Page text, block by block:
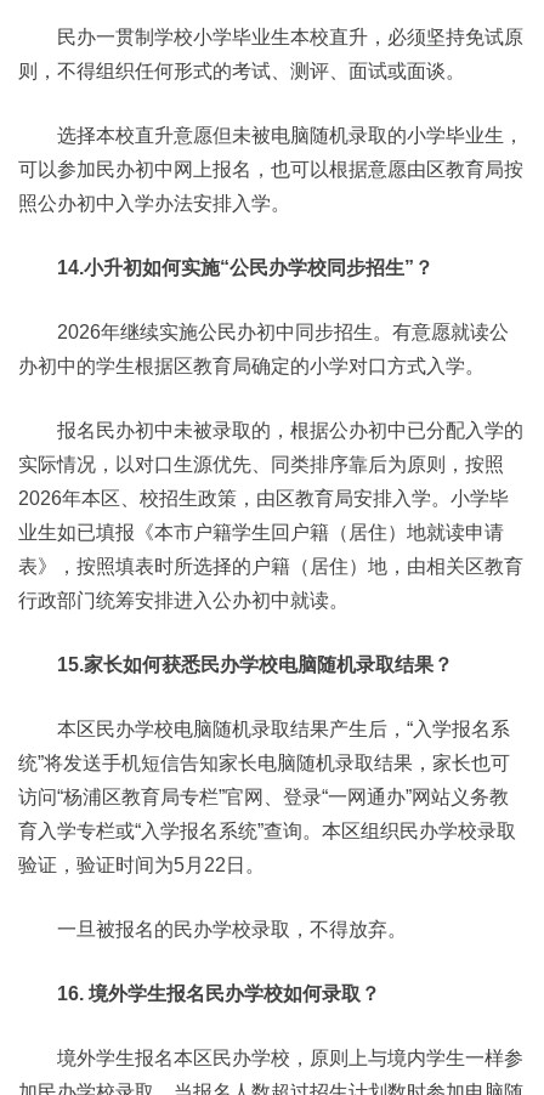
民办一贯制学校小学毕业生本校直升，必须坚持免试原
则，不得组织任何形式的考试、测评、面试或面谈。
选择本校直升意愿但未被电脑随机录取的小学毕业生，
可以参加民办初中网上报名，也可以根据意愿由区教育局按
照公办初中入学办法安排入学。
14.小升初如何实施“公民办学校同步招生”？
2026年继续实施公民办初中同步招生。有意愿就读公
办初中的学生根据区教育局确定的小学对口方式入学。
报名民办初中未被录取的，根据公办初中已分配入学的
实际情况，以对口生源优先、同类排序靠后为原则，按照
2026年本区、校招生政策，由区教育局安排入学。小学毕
业生如已填报《本市户籍学生回户籍（居住）地就读申请
表》，按照填表时所选择的户籍（居住）地，由相关区教育
行政部门统筹安排进入公办初中就读。
15.家长如何获悉民办学校电脑随机录取结果？
本区民办学校电脑随机录取结果产生后，“入学报名系
统”将发送手机短信告知家长电脑随机录取结果，家长也可
访问“杨浦区教育局专栏”官网、登录“一网通办”网站义务教
育入学专栏或“入学报名系统”查询。本区组织民办学校录取
验证，验证时间为5月22日。
一旦被报名的民办学校录取，不得放弃。
16. 境外学生报名民办学校如何录取？
境外学生报名本区民办学校，原则上与境内学生一样参